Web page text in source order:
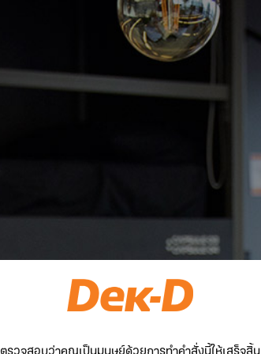
ตรวจสอบว่าคุณเป็นมนุษย์ด้วยการทำคำสั่งนี้ให้เสร็จสิ้น